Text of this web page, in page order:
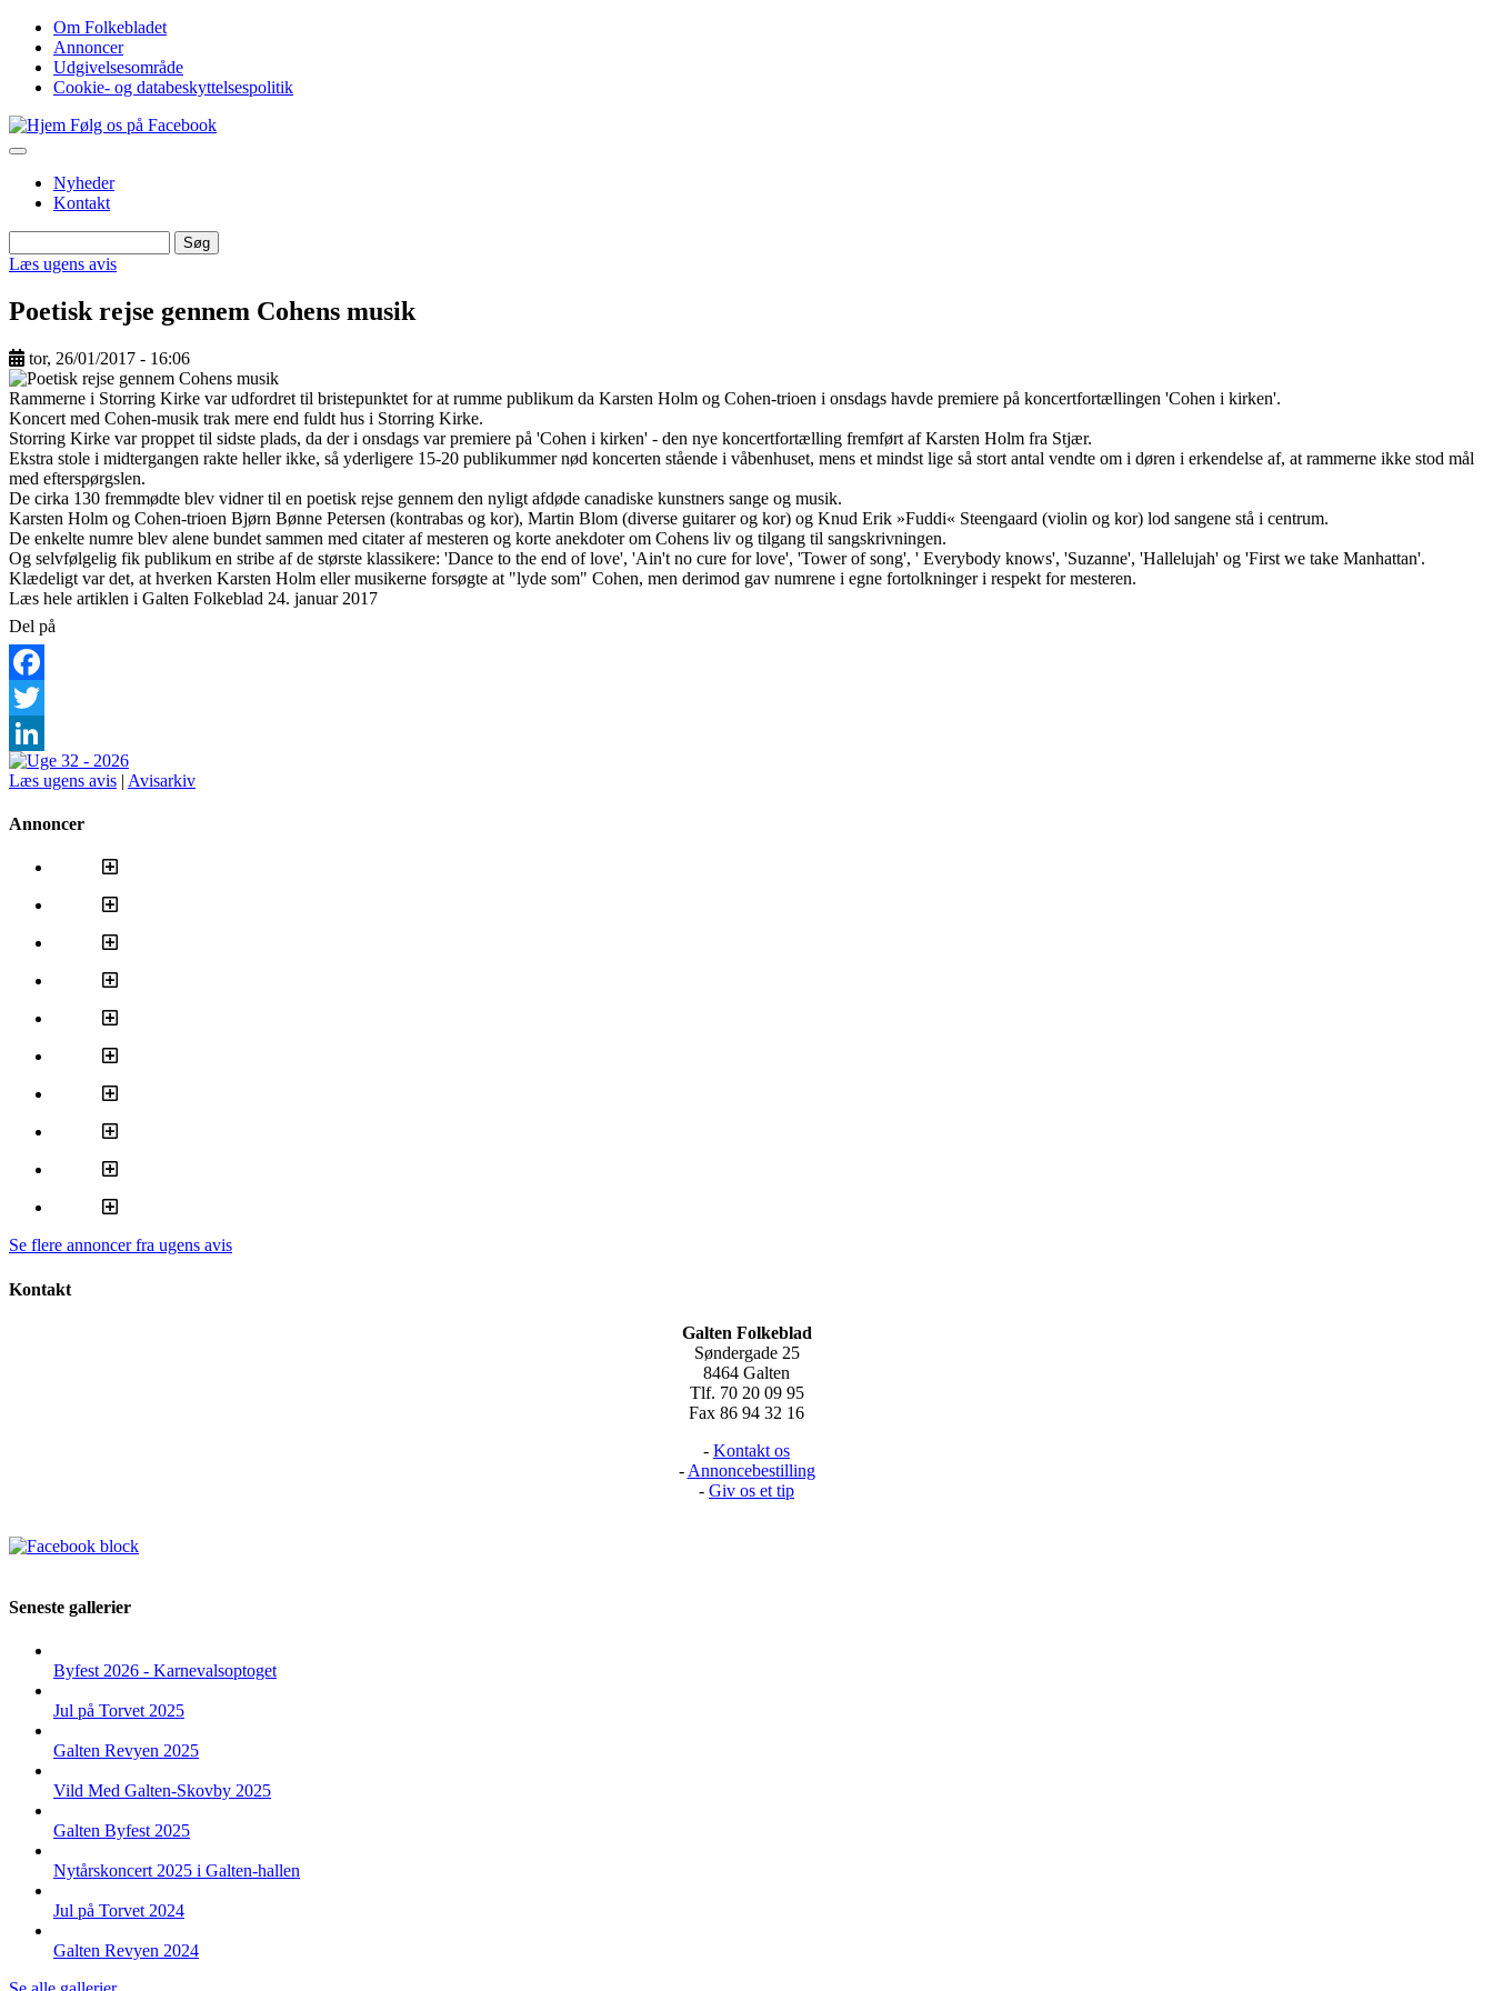
hovedindhold
Top
navigation
Om Folkebladet
Annoncer
Udgivelsesområde
Cookie- og databeskyttelsespolitik
Følg os på Facebook
Nyheder
Kontakt
Søg
Læs ugens avis
Poetisk rejse gennem Cohens musik
tor, 26/01/2017 - 16:06
Image
Rammerne i Storring Kirke var udfordret til bristepunktet for at rumme publikum da Karsten Holm og Cohen-trioen i onsdags havde premiere på koncertfortællingen 'Cohen i kirken'.
Koncert med Cohen-musik trak mere end fuldt hus i Storring Kirke.
Storring Kirke var proppet til sidste plads, da der i onsdags var premiere på 'Cohen i kirken' - den nye koncertfortælling fremført af Karsten Holm fra Stjær.
Ekstra stole i midtergangen rakte heller ikke, så yderligere 15-20 publikummer nød koncerten stående i våbenhuset, mens et mindst lige så stort antal vendte om i døren i erkendelse af, at rammerne ikke stod mål
med efterspørgslen.
De cirka 130 fremmødte blev vidner til en poetisk rejse gennem den nyligt afdøde canadiske kunstners sange og musik.
Karsten Holm og Cohen-trioen Bjørn Bønne Petersen (kontrabas og kor), Martin Blom (diverse guitarer og kor) og Knud Erik »Fuddi« Steengaard (violin og kor) lod sangene stå i centrum.
De enkelte numre blev alene bundet sammen med citater af mesteren og korte anekdoter om Cohens liv og tilgang til sangskrivningen.
Og selvfølgelig fik publikum en stribe af de største klassikere: 'Dance to the end of love', 'Ain't no cure for love', 'Tower of song', ' Everybody knows', 'Suzanne', 'Hallelujah' og 'First we take Manhattan'.
Klædeligt var det, at hverken Karsten Holm eller musikerne forsøgte at "lyde som" Cohen, men derimod gav numrene i egne fortolkninger i respekt for mesteren.
Læs hele artiklen i Galten Folkeblad 24. januar 2017
Del på
Facebook
Twitter
LinkedIn
Læs ugens avis | Avisarkiv
Annoncer
Se flere annoncer fra ugens avis
Kontakt
Galten Folkeblad
Søndergade 25
8464 Galten
Tlf. 70 20 09 95
Fax 86 94 32 16
- Kontakt os
- Annoncebestilling
- Giv os et tip
Seneste gallerier
Byfest 2026 - Karnevalsoptoget
Jul på Torvet 2025
Galten Revyen 2025
Vild Med Galten-Skovby 2025
Galten Byfest 2025
Nytårskoncert 2025 i Galten-hallen
Jul på Torvet 2024
Galten Revyen 2024